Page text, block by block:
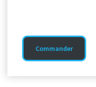
Commander